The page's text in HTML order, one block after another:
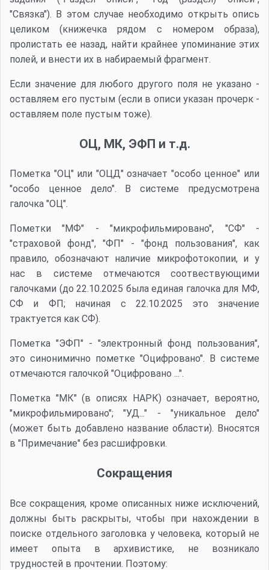
"Связка"). В этом случае необходимо открыть опись
целиком (книжечка рядом с номером образа),
пролистать ее назад, найти крайнее упоминание этих
полей, и внести их в набираемый фрагмент.
Если значение для любого другого поля не указано -
оставляем его пустым (если в описи указан прочерк -
оставляем поле пустым тоже).
ОЦ, МК, ЭФП и т.д.
Пометка "ОЦ" или "ОЦД" означает "особо ценное" или
"особо ценное дело". В системе предусмотрена
галочка "ОЦ".
Пометки "МФ" - "микрофильмировано", "СФ" -
"страховой фонд", "ФП" - "фонд пользования", как
правило, обозначают наличие микрофотокопии, и у
нас в системе отмечаются соотвествующими
галочками (до 22.10.2025 была единая галочка для МФ,
СФ и ФП; начиная с 22.10.2025 это значение
трактуется как СФ).
Пометка "ЭФП" - "электронный фонд пользования",
это синонимично пометке "Оцифровано". В системе
отмечаются галочкой "Оцифровано ...".
Пометка "МК" (в описях НАРК) означает, вероятно,
"микрофильмировано"; "УД..." - "уникальное дело"
(может быть добавлено название области). Вносятся
в "Примечание" без расшифровки.
Сокращения
Все сокращения, кроме описанных ниже исключений,
должны быть раскрыты, чтобы при нахождении в
поиске отдельного заголовка у человека, который не
имеет опыта в архивистике, не возникало
трудностей в прочтении. Поэтому: